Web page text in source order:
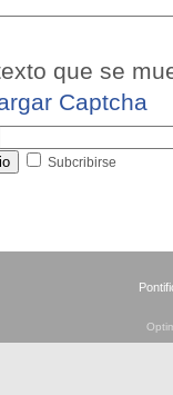
que se
Captcha
Subcribirse